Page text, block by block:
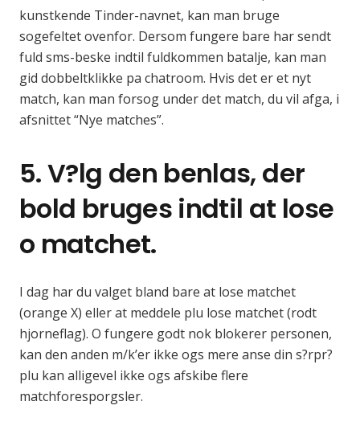
kunstkende Tinder-navnet, kan man bruge
sogefeltet ovenfor. Dersom fungere bare har sendt
fuld sms-beske indtil fuldkommen batalje, kan man
gid dobbeltklikke pa chatroom. Hvis det er et nyt
match, kan man forsog under det match, du vil afga, i
afsnittet “Nye matches”.
5. V?lg den benlas, der
bold bruges indtil at lose
o matchet.
I dag har du valget bland bare at lose matchet
(orange X) eller at meddele plu lose matchet (rodt
hjorneflag). O fungere godt nok blokerer personen,
kan den anden m/k’er ikke ogs mere anse din s?rpr?
plu kan alligevel ikke ogs afskibe flere
matchforesporgsler.